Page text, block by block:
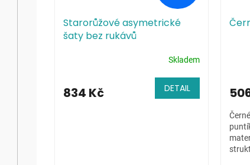
Starorůžové asymetrické
šaty bez rukávů
Skladem
834 Kč DETAIL